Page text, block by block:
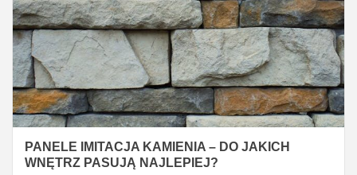
PANELE IMITACJA KAMIENIA – DO JAKICH
WNĘTRZ PASUJĄ NAJLEPIEJ?